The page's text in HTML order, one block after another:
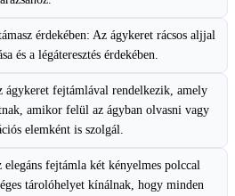
érdekében: Az ágykeret rácsos aljjal
és a légáteresztés érdekében.
ágykeret fejtámlával rendelkezik, amely
amikor felül az ágyban olvasni vagy
elemként is szolgál.
fejtámla két kényelmes polccal
tárolóhelyet kínálnak, hogy minden